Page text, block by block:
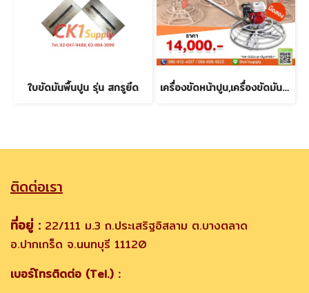
ใบขัดมันพื้นปูน รุ่น สกรูยึด เครื่องขัดหน้าปูน,เครื่องขัดมันพื้นปูน,เครื่องแมงปอ,เครื่องคอปเตอร์ (มือสอง)
ติดต่อเรา
ที่อยู่ : 22/111 ม.3 ถ.ประเสริฐอิสลาม ต.บางตลาด
อ.ปากเกร็ด จ.นนทบุรี 11120
เบอร์โทรติดต่อ (Tel.) :